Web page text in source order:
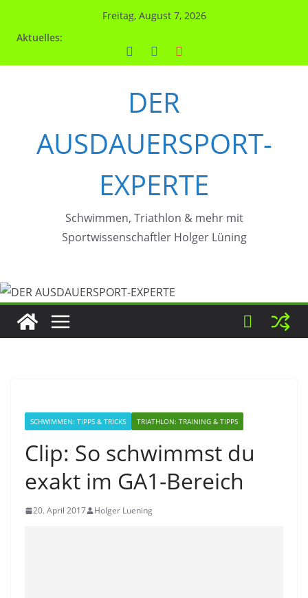
Freitag, August 7, 2026
Aktuelles:
DER
AUSDAUERSPORT-
EXPERTE
Schwimmen, Triathlon & mehr mit
Sportwissenschaftler Holger Lüning
SCHWIMMEN: TIPPS & TRICKS TRIATHLON: TRAINING & TIPPS
Clip: So schwimmst du
exakt im GA1-Bereich
20. April 2017 Holger Luening